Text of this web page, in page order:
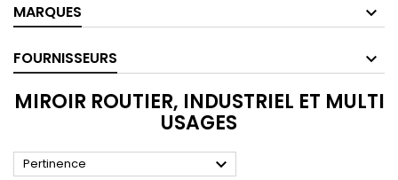
MARQUES
FOURNISSEURS
MIROIR ROUTIER, INDUSTRIEL ET MULTI
USAGES
Pertinence 